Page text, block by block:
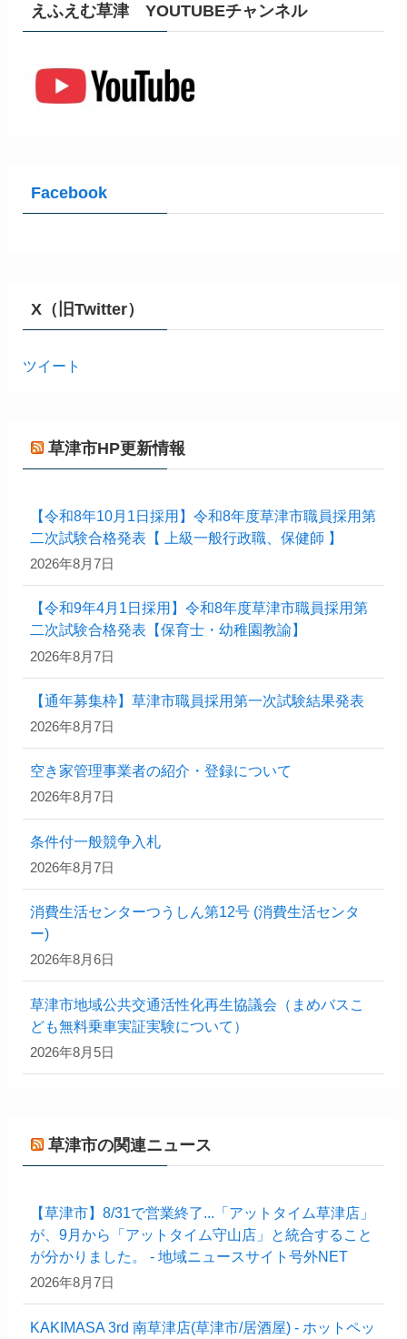
えふえむ草津 YOUTUBEチャンネル
Facebook
X（旧Twitter）
ツイート
草津市HP更新情報
【令和8年10月1日採用】令和8年度草津市職員採用第
二次試験合格発表【 上級一般行政職、保健師 】
2026年8月7日
【令和9年4月1日採用】令和8年度草津市職員採用第
二次試験合格発表【保育士・幼稚園教諭】
2026年8月7日
【通年募集枠】草津市職員採用第一次試験結果発表
2026年8月7日
空き家管理事業者の紹介・登録について
2026年8月7日
条件付一般競争入札
2026年8月7日
消費生活センターつうしん第12号 (消費生活センタ
ー)
2026年8月6日
草津市地域公共交通活性化再生協議会（まめバスこ
ども無料乗車実証実験について）
2026年8月5日
草津市の関連ニュース
【草津市】8/31で営業終了...「アットタイム草津店」
が、9月から「アットタイム守山店」と統合すること
が分かりました。 - 地域ニュースサイト号外NET
2026年8月7日
KAKIMASA 3rd 南草津店(草津市/居酒屋) - ホットペッ